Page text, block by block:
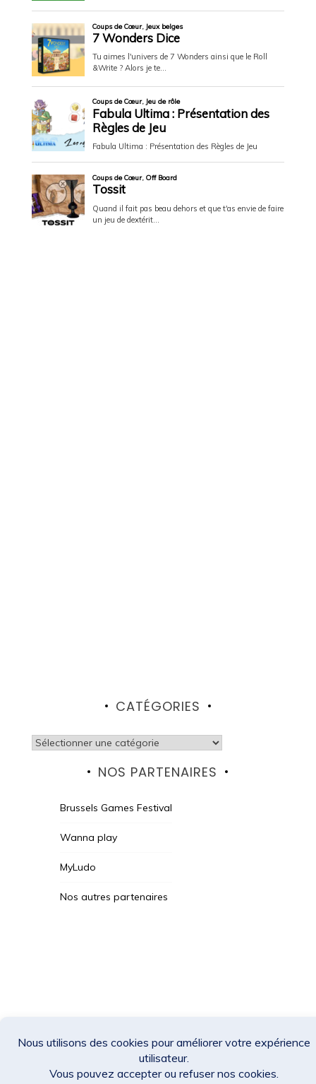
CATÉGORIES
Catégories
NOS PARTENAIRES
Brussels Games Festival
Wanna play
MyLudo
Nos autres partenaires